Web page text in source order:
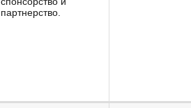
партнерство.